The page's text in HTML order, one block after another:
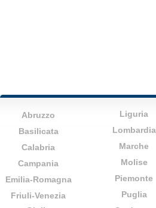
Abruzzo
Basilicata
Calabria
Campania
Emilia-Romagna
Friuli-Venezia
Liguria
Lombardia
Marche
Molise
Piemonte
Puglia